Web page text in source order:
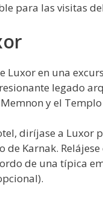
para las visitas
Luxor en una
legado
Memnon y el
diríjase a Luxor
Karnak.
de una típica